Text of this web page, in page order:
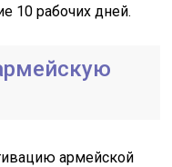
10 рабочих дней.
армейской